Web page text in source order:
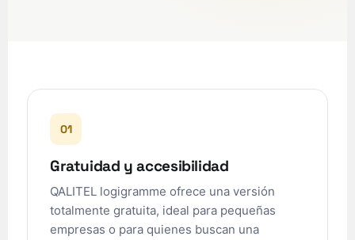
01
Gratuidad y accesibilidad
QALITEL logigramme ofrece una versión
totalmente gratuita, ideal para pequeñas
empresas o para quienes buscan una